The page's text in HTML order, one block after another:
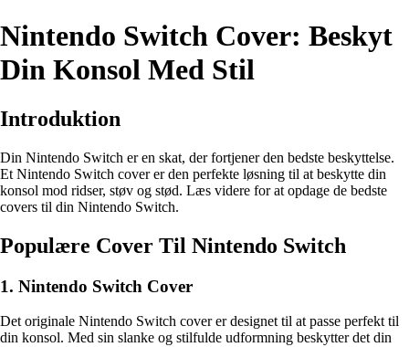
Nintendo Switch Cover: Beskyt
Din Konsol Med Stil
Introduktion
Din Nintendo Switch er en skat, der fortjener den bedste beskyttelse.
Et Nintendo Switch cover er den perfekte løsning til at beskytte din
konsol mod ridser, støv og stød. Læs videre for at opdage de bedste
covers til din Nintendo Switch.
Populære Cover Til Nintendo Switch
1. Nintendo Switch Cover
Det originale Nintendo Switch cover er designet til at passe perfekt til
din konsol. Med sin slanke og stilfulde udformning beskytter det din